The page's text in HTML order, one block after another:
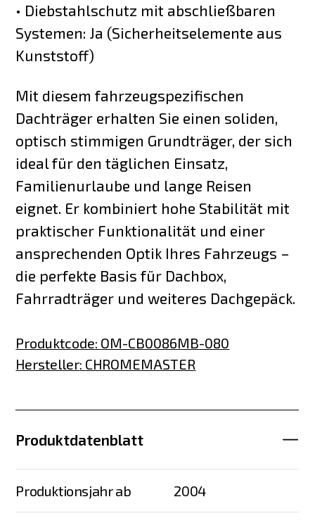
• Diebstahlschutz mit abschließbaren
Systemen: Ja (Sicherheitselemente aus
Kunststoff)
Mit diesem fahrzeugspezifischen
Dachträger erhalten Sie einen soliden,
optisch stimmigen Grundträger, der sich
ideal für den täglichen Einsatz,
Familienurlaube und lange Reisen
eignet. Er kombiniert hohe Stabilität mit
praktischer Funktionalität und einer
ansprechenden Optik Ihres Fahrzeugs –
die perfekte Basis für Dachbox,
Fahrradträger und weiteres Dachgepäck.
Produktcode: OM-CB0086MB-080
Hersteller: CHROMEMASTER
Produktdatenblatt
Produktionsjahr ab 2004